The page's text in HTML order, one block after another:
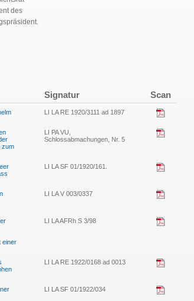
des
Signatur Scan
LI LA RE 1920/3111 ad 1897
zum
LI PA VU,
Schlossabmachungen, Nr. 5
LI LA SF 01/1920/161.
LI LA V 003/0337
einer
LI LA AFRh S 3/98
LI LA RE 1922/0168 ad 0013
LI LA SF 01/1922/034